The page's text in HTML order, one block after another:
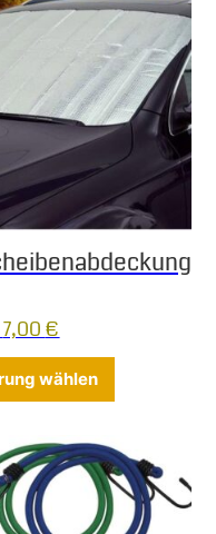
weist mehrere
7,00€
wählen